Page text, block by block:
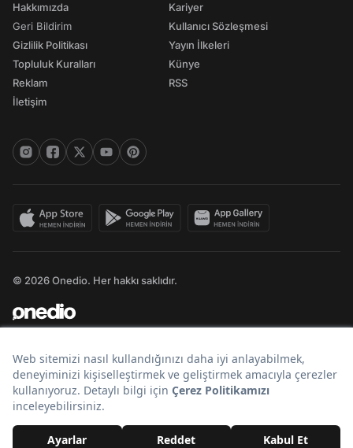
Hakkımızda
Geri Bildirim
Gizlilik Politikası
Topluluk Kuralları
Reklam
İletişim
Kariyer
Kullanıcı Sözleşmesi
Yayın İlkeleri
Künye
RSS
© 2026 Onedio. Her hakkı saklıdır.
Bir markasıdır.